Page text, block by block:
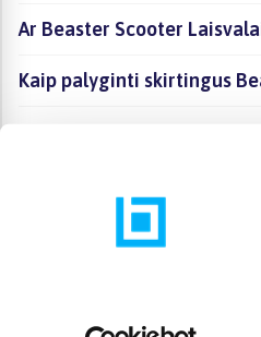
Ar Beaster Scooter
Kaip palyginti skirtingus
Kaip įsigyti Beaster